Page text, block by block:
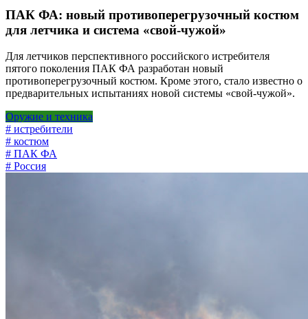
ПАК ФА: новый противоперегрузочный костюм
для летчика и система «свой-чужой»
Для летчиков перспективного российского истребителя
пятого поколения ПАК ФА разработан новый
противоперегрузочный костюм. Кроме этого, стало известно о
предварительных испытаниях новой системы «свой-чужой».
Оружие и техника
# истребители
# костюм
# ПАК ФА
# Россия